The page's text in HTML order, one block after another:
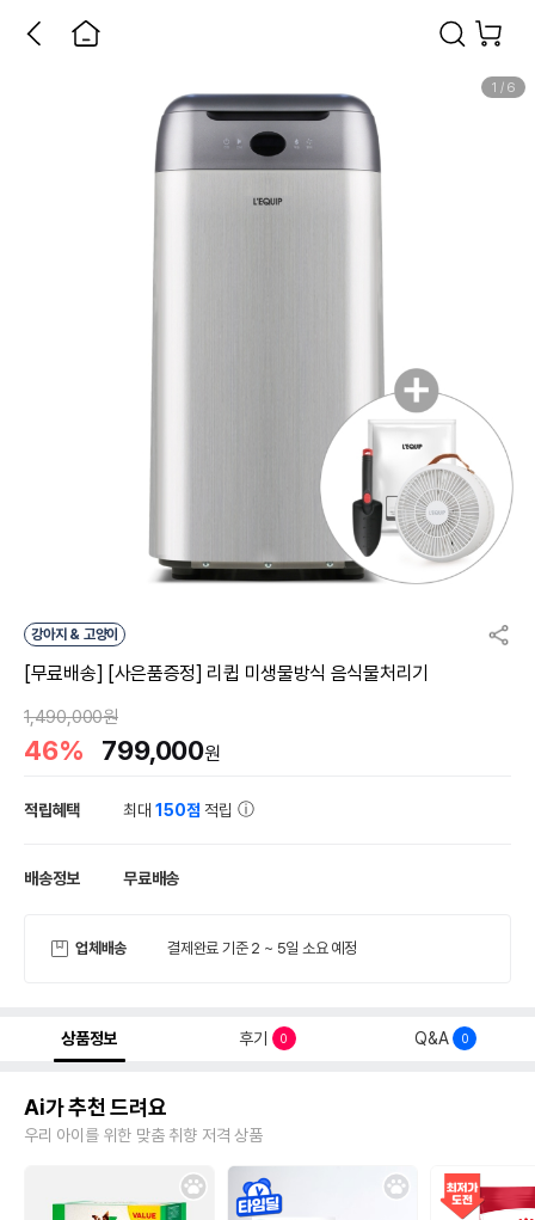
1 / 6
강아지 & 고양이
[무료배송] [사은품증정] 리큅 미생물방식 음식물처리기
1,490,000원
46% 799,000원
적립혜택 최대150점 적립
배송정보 무료배송
업체배송 결제완료 기준 2 ~ 5일 소요 예정
상품정보 후기 0 Q&A 0
Ai가 추천 드려요
우리 아이를 위한 맞춤 취향 저격 상품